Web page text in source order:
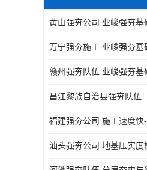
昌江黎族自治县强夯队伍